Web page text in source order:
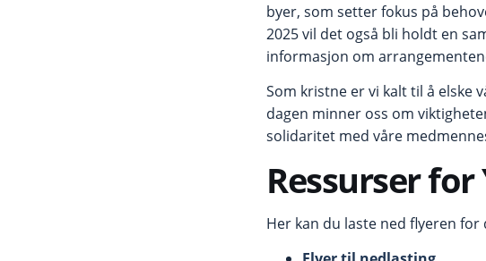
byer, som setter fokus på
2025 vil det også bli holdt en
informasjon om
Som kristne er vi kalt til å elske
dagen minner oss om
solidaritet med våre
Ressurser
Her kan du laste ned flyeren